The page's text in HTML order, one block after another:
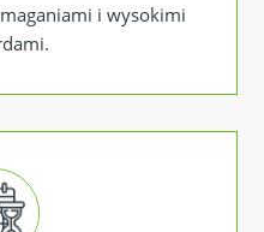
i wysokimi